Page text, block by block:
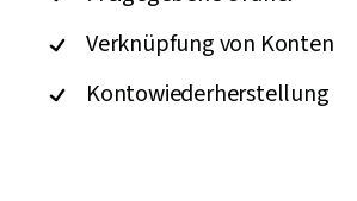
Verknüpfung von Konten
Kontowiederherstellung